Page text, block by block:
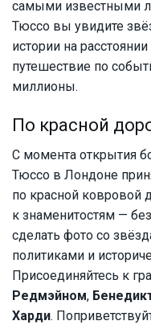
самыми известными
Тюссо вы увидите
истории на
путешествие по
миллионы.
По красной
С момента открытия
Тюссо в Лондоне
по красной ковровой
к знаменитостям —
сделать фото со
политиками и
Присоединяйтесь к
Редмэйном,
Харди.